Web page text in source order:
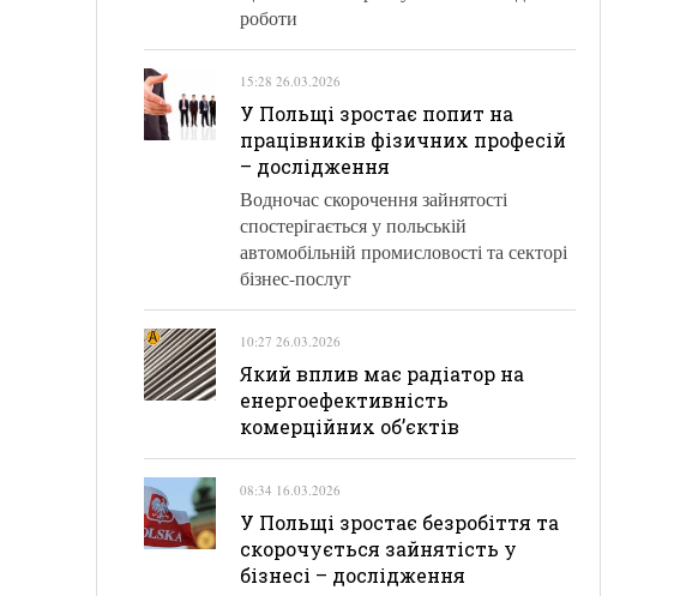
роботи
15:28 26.03.2026
У Польщі зростає попит на
працівників фізичних професій
– дослідження
Водночас скорочення зайнятості
спостерігається у польській
автомобільній промисловості та секторі
бізнес-послуг
10:27 26.03.2026
Який вплив має радіатор на
енергоефективність
комерційних об’єктів
08:34 16.03.2026
У Польщі зростає безробіття та
скорочується зайнятість у
бізнесі – дослідження